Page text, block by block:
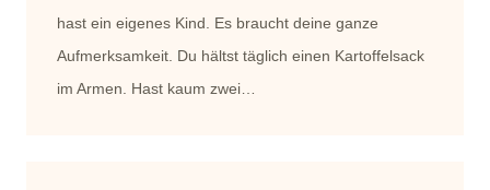
hast ein eigenes Kind. Es braucht deine ganze
Aufmerksamkeit. Du hältst täglich einen Kartoffelsack
im Armen. Hast kaum zwei…